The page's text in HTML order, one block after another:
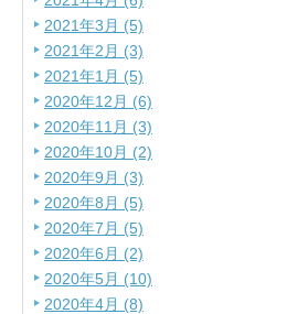
2021年3月 (5)
2021年2月 (3)
2021年1月 (5)
2020年12月 (6)
2020年11月 (3)
2020年10月 (2)
2020年9月 (3)
2020年8月 (5)
2020年7月 (5)
2020年6月 (2)
2020年5月 (10)
2020年4月 (8)